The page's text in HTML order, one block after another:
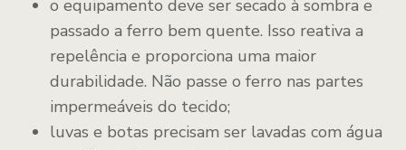
o equipamento deve ser secado à sombra e
passado a ferro bem quente. Isso reativa a
repelência e proporciona uma maior
durabilidade. Não passe o ferro nas partes
impermeáveis do tecido;
luvas e botas precisam ser lavadas com água